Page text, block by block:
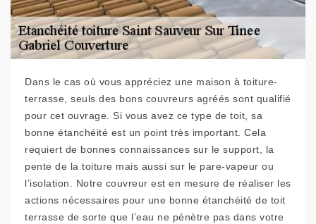
Dans le cas où vous appréciez une maison à toiture-
terrasse, seuls des bons couvreurs agréés sont qualifié
pour cet ouvrage. Si vous avez ce type de toit, sa
bonne étanchéité est un point très important. Cela
requiert de bonnes connaissances sur le support, la
pente de la toiture mais aussi sur le pare-vapeur ou
l’isolation. Notre couvreur est en mesure de réaliser les
actions nécessaires pour une bonne étanchéité de toit
terrasse de sorte que l’eau ne pénètre pas dans votre